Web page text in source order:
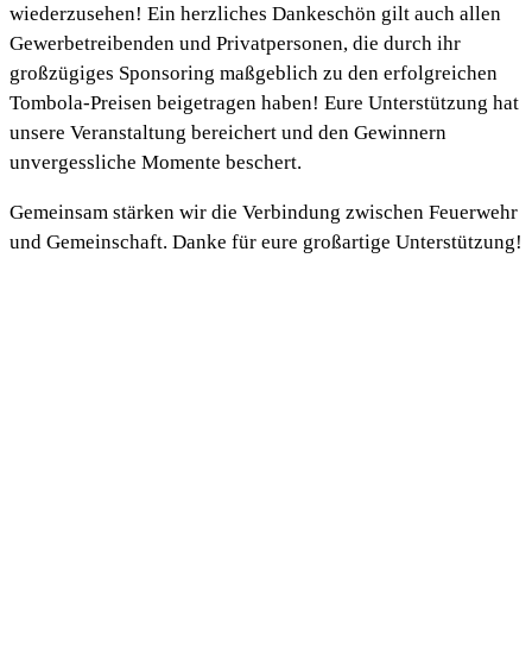
wiederzusehen! Ein herzliches Dankeschön gilt auch allen
Gewerbetreibenden und Privatpersonen, die durch ihr
großzügiges Sponsoring maßgeblich zu den erfolgreichen
Tombola-Preisen beigetragen haben! Eure Unterstützung hat
unsere Veranstaltung bereichert und den Gewinnern
unvergessliche Momente beschert.
Gemeinsam stärken wir die Verbindung zwischen Feuerwehr
und Gemeinschaft. Danke für eure großartige Unterstützung!